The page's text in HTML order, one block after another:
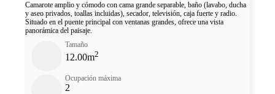
Camarote amplio y cómodo con cama grande separable, baño (lavabo, ducha
y aseo privados, toallas incluidas), secador, televisión, caja fuerte y radio.
Situado en el puente principal con ventanas grandes, ofrece una vista
panorámica del paisaje.
Tamaño
12.00m2
Ocupación máxima
2